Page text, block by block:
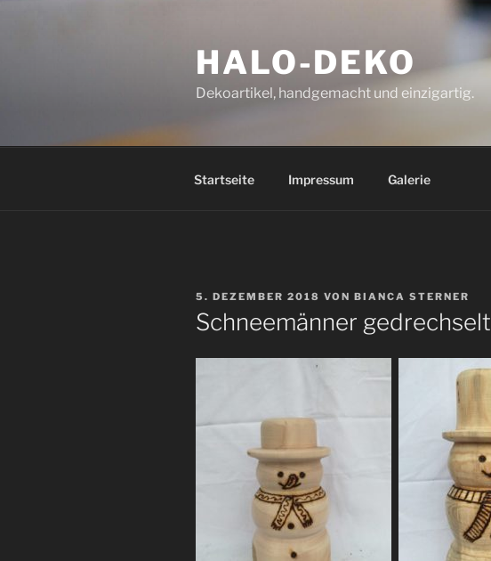
HALO-DEKO
Dekoartikel, handgemacht und einzigartig.
Startseite Impressum Galerie
VERÖFFENTLICHT
AM
5. DEZEMBER 2018 VON BIANCA STERNER
Schneemänner gedrechselt